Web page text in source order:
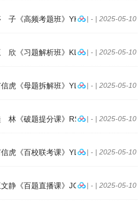
子《高频考题班》YKT | - | 2025-05-10
欣《习题解析班》KL | - | 2025-05-10
信虎《母题拆解班》YL | - | 2025-05-10
林《破题提分课》RS | - | 2025-05-10
信虎《百校联考课》YL | - | 2025-05-10
文静《百题直播课》JGS.| - | 2025-05-10